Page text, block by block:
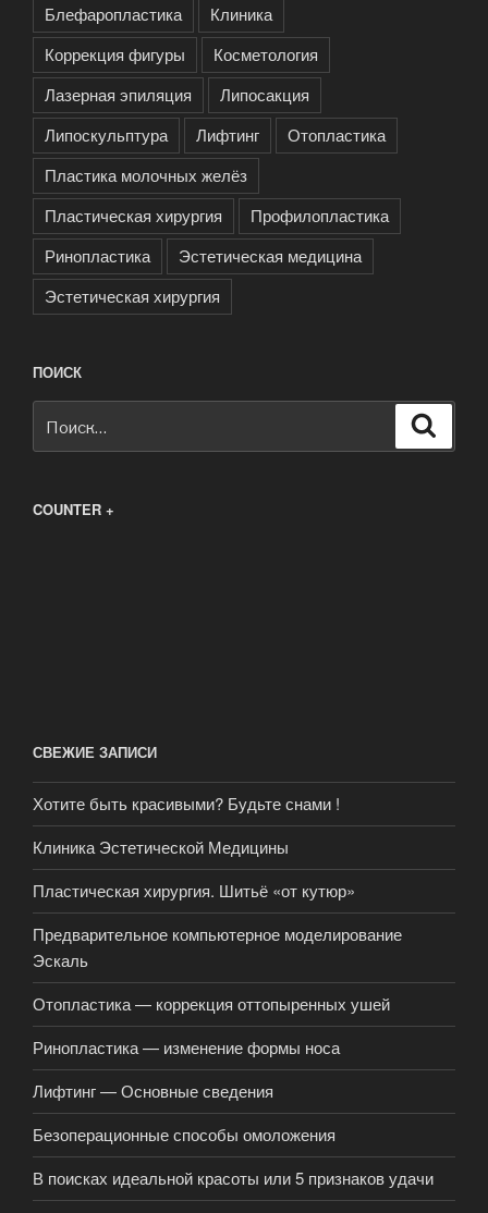
Блефаропластика
Клиника
Коррекция фигуры
Косметология
Лазерная эпиляция
Липосакция
Липоскульптура
Лифтинг
Отопластика
Пластика молочных желёз
Пластическая хирургия
Профилопластика
Ринопластика
Эстетическая медицина
Эстетическая хирургия
ПОИСК
COUNTER +
СВЕЖИЕ ЗАПИСИ
Хотите быть красивыми? Будьте снами !
Клиника Эстетической Медицины
Пластическая хирургия. Шитьё «от кутюр»
Предварительное компьютерное моделирование
Эскаль
Отопластика — коррекция оттопыренных ушей
Ринопластика — изменение формы носа
Лифтинг — Основные сведения
Безоперационные способы омоложения
В поисках идеальной красоты или 5 признаков удачи